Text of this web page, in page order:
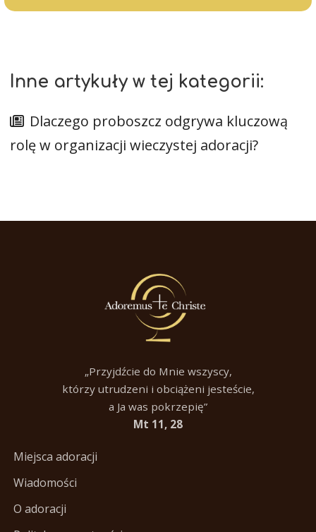
Inne artykuły w tej kategorii:
Dlaczego proboszcz odgrywa kluczową
rolę w organizacji wieczystej adoracji?
„Przyjdźcie do Mnie wszyscy,
którzy utrudzeni i obciążeni jesteście,
a Ja was pokrzepię”
Mt 11, 28
Miejsca adoracji
Wiadomości
O adoracji